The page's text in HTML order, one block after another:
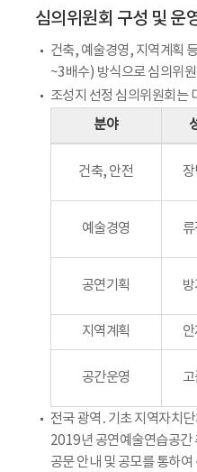
심의위원회 구성 및 운
건축, 예술경영, 지역계획
~3배수) 방식으로 심의위
조성지 선정 심의위원회는
분야
건축, 안전
예술경영
공연기획
지역계획
공간운영
전국 광역․기초 지역자치
2019년 공연예술연습공간
공문 안내 및 공모를 통하